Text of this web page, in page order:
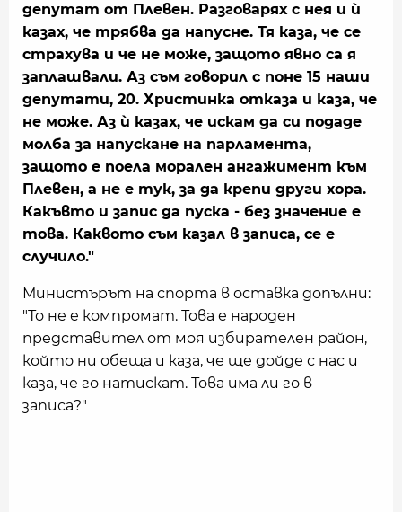
депутат от Плевен. Разговарях с нея и ѝ
казах, че трябва да напусне. Тя каза, че се
страхува и че не може, защото явно са я
заплашвали. Аз съм говорил с поне 15 наши
депутати, 20. Христинка отказа и каза, че
не може. Аз ѝ казах, че искам да си подаде
молба за напускане на парламента,
защото е поела морален ангажимент към
Плевен, а не е тук, за да крепи други хора.
Какъвто и запис да пуска - без значение е
това. Каквото съм казал в записа, се е
случило."
Министърът на спорта в оставка допълни:
"То не е компромат. Това е народен
представител от моя избирателен район,
който ни обеща и каза, че ще дойде с нас и
каза, че го натискат. Това има ли го в
записа?"